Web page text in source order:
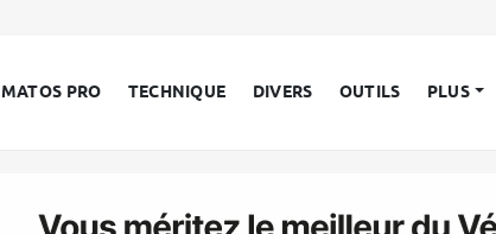
MATOS PRO TECHNIQUE DIVERS OUTILS PLUS